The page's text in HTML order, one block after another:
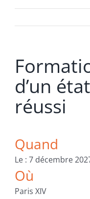
d’un
réussi
Quand
Le : 7 décembre
Où
Paris XIV